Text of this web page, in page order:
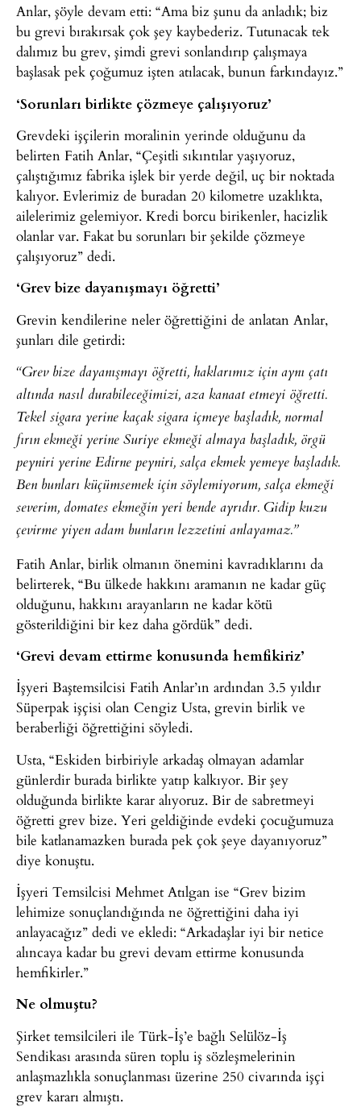
Anlar, şöyle devam etti: “Ama biz şunu da anladık; biz
bu grevi bırakırsak çok şey kaybederiz. Tutunacak tek
dalımız bu grev, şimdi grevi sonlandırıp çalışmaya
başlasak pek çoğumuz işten atılacak, bunun farkındayız.”
‘Sorunları birlikte çözmeye çalışıyoruz’
Grevdeki işçilerin moralinin yerinde olduğunu da
belirten Fatih Anlar, “Çeşitli sıkıntılar yaşıyoruz,
çalıştığımız fabrika işlek bir yerde değil, uç bir noktada
kalıyor. Evlerimiz de buradan 20 kilometre uzaklıkta,
ailelerimiz gelemiyor. Kredi borcu birikenler, hacizlik
olanlar var. Fakat bu sorunları bir şekilde çözmeye
çalışıyoruz” dedi.
‘Grev bize dayanışmayı öğretti’
Grevin kendilerine neler öğrettiğini de anlatan Anlar,
şunları dile getirdi:
“Grev bize dayanışmayı öğretti, haklarımız için aynı çatı
altında nasıl durabileceğimizi, aza kanaat etmeyi öğretti.
Tekel sigara yerine kaçak sigara içmeye başladık, normal
fırın ekmeği yerine Suriye ekmeği almaya başladık, örgü
peyniri yerine Edirne peyniri, salça ekmek yemeye başladık.
Ben bunları küçümsemek için söylemiyorum, salça ekmeği
severim, domates ekmeğin yeri bende ayrıdır. Gidip kuzu
çevirme yiyen adam bunların lezzetini anlayamaz.”
Fatih Anlar, birlik olmanın önemini kavradıklarını da
belirterek, “Bu ülkede hakkını aramanın ne kadar güç
olduğunu, hakkını arayanların ne kadar kötü
gösterildiğini bir kez daha gördük” dedi.
‘Grevi devam ettirme konusunda hemfikiriz’
İşyeri Baştemsilcisi Fatih Anlar’ın ardından 3.5 yıldır
Süperpak işçisi olan Cengiz Usta, grevin birlik ve
beraberliği öğrettiğini söyledi.
Usta, “Eskiden birbiriyle arkadaş olmayan adamlar
günlerdir burada birlikte yatıp kalkıyor. Bir şey
olduğunda birlikte karar alıyoruz. Bir de sabretmeyi
öğretti grev bize. Yeri geldiğinde evdeki çocuğumuza
bile katlanamazken burada pek çok şeye dayanıyoruz”
diye konuştu.
İşyeri Temsilcisi Mehmet Atılgan ise “Grev bizim
lehimize sonuçlandığında ne öğrettiğini daha iyi
anlayacağız” dedi ve ekledi: “Arkadaşlar iyi bir netice
alıncaya kadar bu grevi devam ettirme konusunda
hemfikirler.”
Ne olmuştu?
Şirket temsilcileri ile Türk-İş’e bağlı Selülöz-İş
Sendikası arasında süren toplu iş sözleşmelerinin
anlaşmazlıkla sonuçlanması üzerine 250 civarında işçi
grev kararı almıştı.